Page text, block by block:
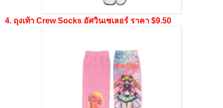
4. ถุงเท้า Crew Socks อัศวินเซเลอร์ ราคา $9.50